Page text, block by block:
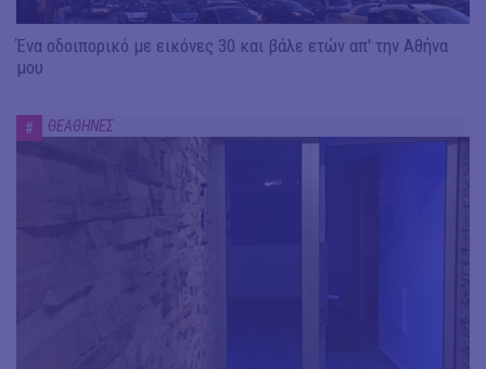
Ένα οδοιπορικό με εικόνες 30 και βάλε ετών απ' την Αθήνα
μου
# ΘΕΑΘΗΝΕΣ